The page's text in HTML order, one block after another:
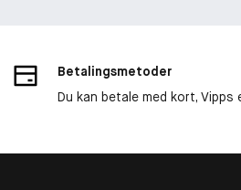
Betalingsmetoder
Du kan betale med kort,